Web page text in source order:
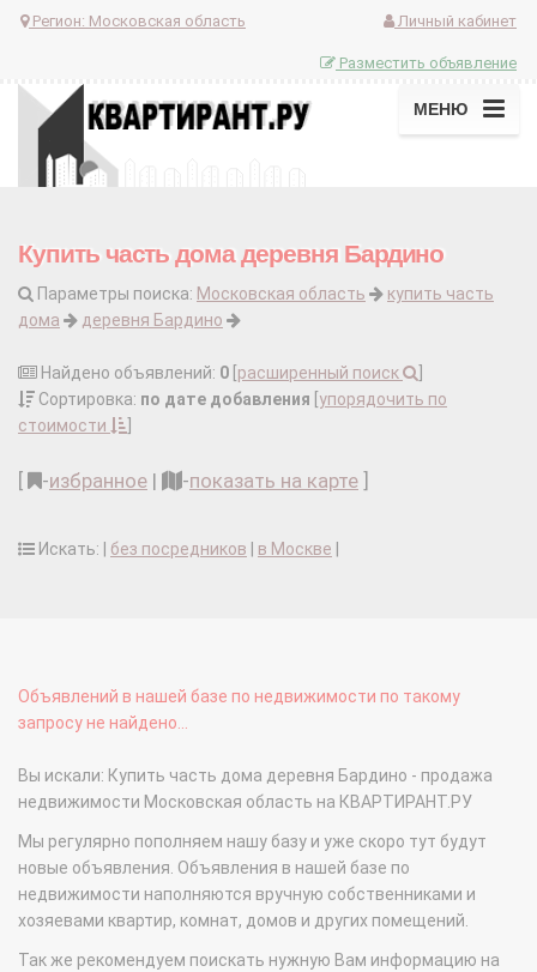
Регион: Московская область Личный кабинет
Разместить объявление
МЕНЮ
Купить часть дома деревня Бардино
Параметры поиска: Московская область
купить часть
дома
деревня Бардино
Найдено объявлений: 0 расширенный поиск
Сортировка: по дате добавления упорядочить по
стоимости
-избранное | -показать на карте
Искать: | без посредников в Москве
Объявлений в нашей базе по недвижимости по такому
запросу не найдено...
Вы искали: Купить часть дома деревня Бардино - продажа
недвижимости Московская область на КВАРТИРАНТ.РУ
Мы регулярно пополняем нашу базу и уже скоро тут будут
новые объявления. Объявления в нашей базе по
недвижимости наполняются вручную собственниками и
хозяевами квартир, комнат, домов и других помещений.
Так же рекомендуем поискать нужную Вам информацию на